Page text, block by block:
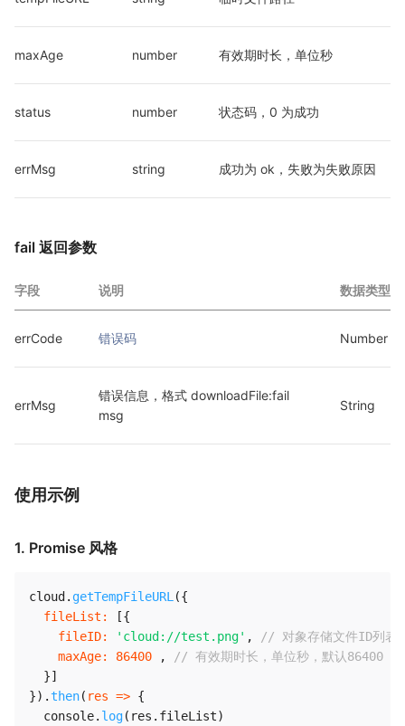
maxAge number 有效期时长，单位秒
status number 状态码，0 为成功
errMsg string 成功为 ok，失败为失败原因
fail 返回参数
字段 说明 数据类型
errCode 错误码 Number
errMsg
错误信息，格式 downloadFile:fail
msg
String
使用示例
1. Promise 风格
cloud . getTempFileURL ({
fileList : [{
fileID: 'cloud://test.png' ,
// 对象存储文件ID列表
maxAge: 86400 ,
// 有效期时长，单位秒，默认86400
}]
}) .then( res => {
  console
. log( res . fileList)